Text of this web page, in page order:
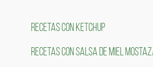
RECETAS CON KETCHUP
RECETAS CON SALSA DE MIEL